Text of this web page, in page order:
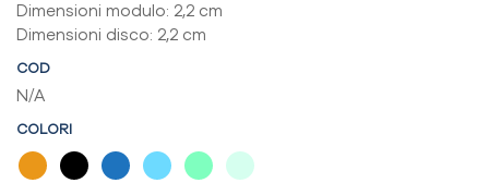
Dimensioni modulo: 2,2 cm
Dimensioni disco: 2,2 cm
COD
N/A
COLORI